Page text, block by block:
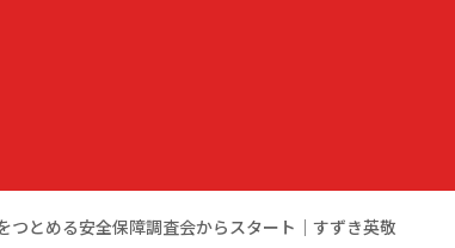
つとめる安全保障調査会からスタート｜すずき英敬